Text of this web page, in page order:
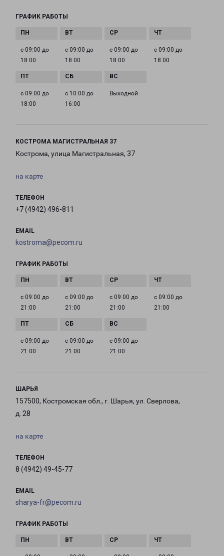
ГРАФИК РАБОТЫ
с 09:00 до
18:00
с 09:00 до
18:00
с 09:00 до
18:00
с 09:00 до
18:00
с 09:00 до
18:00
с 10:00 до
16:00
Выходной
КОСТРОМА МАГИСТРАЛЬНАЯ 37
Кострома, улица Магистральная, 37
на карте
ТЕЛЕФОН
+7 (4942) 496-811
EMAIL
kostroma@pecom.ru
ГРАФИК РАБОТЫ
с 09:00 до
21:00
с 09:00 до
21:00
с 09:00 до
21:00
с 09:00 до
21:00
с 09:00 до
21:00
с 09:00 до
21:00
с 09:00 до
21:00
ШАРЬЯ
157500, Костромская обл., г. Шарья, ул. Сверлова,
д. 28
на карте
ТЕЛЕФОН
8 (4942) 49-45-77
EMAIL
sharya-fr@pecom.ru
ГРАФИК РАБОТЫ